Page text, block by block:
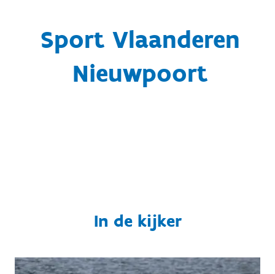
Sport Vlaanderen
Nieuwpoort
In de kijker